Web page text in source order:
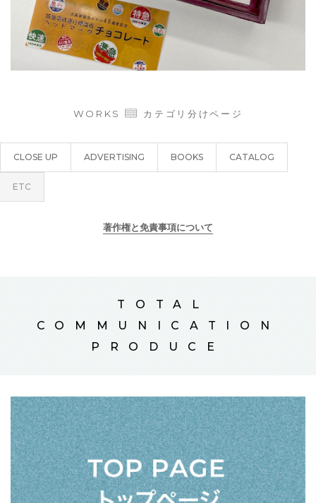
ヘッドマーク・チョコレート
／大阪新阪急ホテル
ETC: 6
WORKS カテゴリ分けページ
CLOSE UP ADVERTISING BOOKS CATALOG
ETC
著作権と免責事項について
TOTAL
COMMUNICATION
PRODUCE